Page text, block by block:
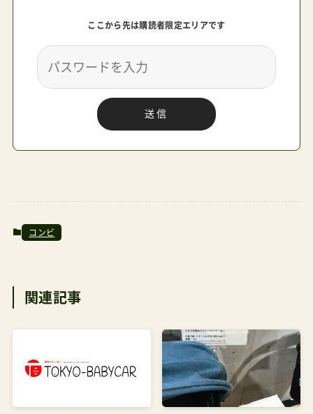
ここから先は購読者限定エリアです
送信
コンビ
関連記事